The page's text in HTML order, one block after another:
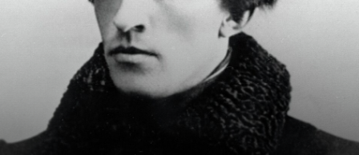
Например, у нас есть своё «фаго» — это сложная
смесь раздражения и умиления от плюханья в
родную стихию. Когда вы возвращаетесь из-за
границы и вас сразу умудряются несколько
человек по разным поводам обхамить, а потом
вы видите пробку, а потом вы видите, что любой
продавец считает себя главнее вас, вы
испытываете сложные…